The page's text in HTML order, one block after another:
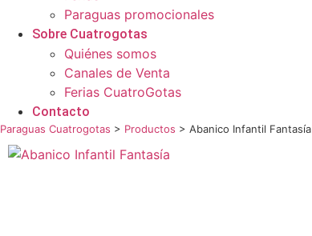
Paraguas promocionales
Sobre Cuatrogotas
Quiénes somos
Canales de Venta
Ferias CuatroGotas
Contacto
Paraguas Cuatrogotas > Productos > Abanico Infantil Fantasía